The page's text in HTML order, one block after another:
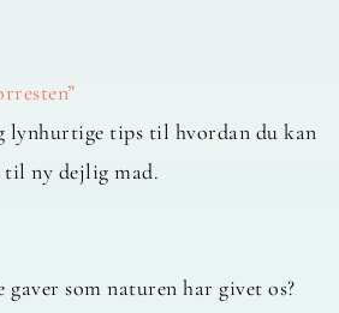
lynhurtige tips til hvordan du kan
til ny dejlig mad.
som naturen har givet os?